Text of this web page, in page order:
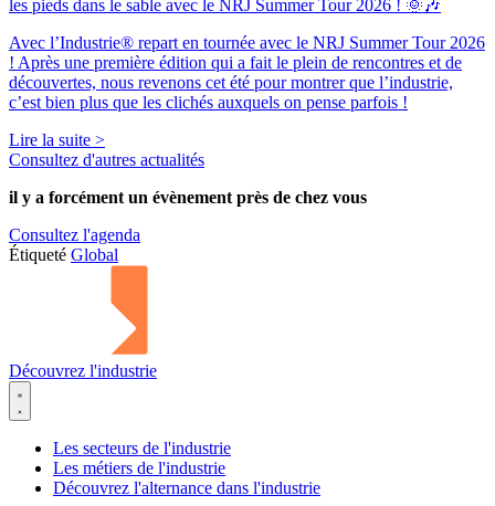
les pieds dans le sable avec le NRJ Summer Tour 2026 ! 🌞🎶
Avec l’Industrie® repart en tournée avec le NRJ Summer Tour 2026
! Après une première édition qui a fait le plein de rencontres et de
découvertes, nous revenons cet été pour montrer que l’industrie,
c’est bien plus que les clichés auxquels on pense parfois !
Lire la suite >
Consultez d'autres actualités
il y a forcément un évènement près de chez vous
Consultez l'agenda
Étiqueté Global
Découvrez l'industrie
Les secteurs de l'industrie
Les métiers de l'industrie
Découvrez l'alternance dans l'industrie